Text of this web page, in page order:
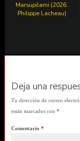
Marsupilami (2026.
Philippe Lacheau)
Deja una
Tu dirección de correo
están marcados con *
Comentario *